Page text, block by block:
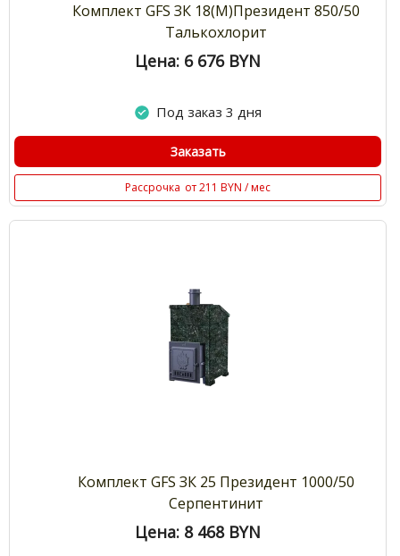
Комплект GFS ЗК 18(М)Президент 850/50
Талькохлорит
Цена: 6 676 BYN
Под заказ 3 дня
Заказать
Рассрочка от 211 BYN / мес
Комплект GFS ЗК 25 Президент 1000/50
Серпентинит
Цена: 8 468 BYN